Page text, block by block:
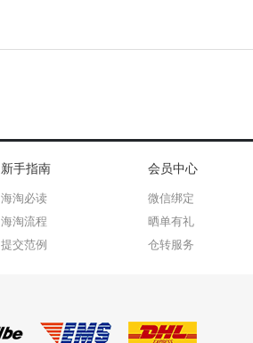
新手指南
海淘必读
海淘流程
提交范例
会员中心
微信绑定
晒单有礼
仓转服务